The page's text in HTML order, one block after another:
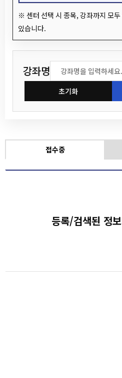
※ 센터 선택 시 종목, 강좌까지 모
있습니다.
강좌명
초기화
접수중
등록/검색된 정